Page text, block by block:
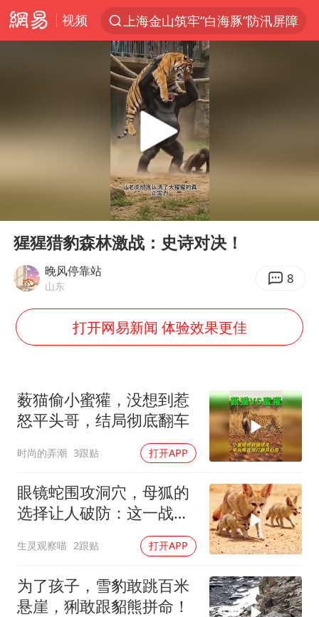
视频
上海金山筑牢“白海豚”防汛屏障
《披荆斩棘2026》阵容官宣
白海豚北上或致京津冀暴雨
上海全力守护市民“菜篮子”
美将每月供乌爱国者拦截导弹
《龙餐馆》 冲奖
国足U17与阿森纳决赛取消 并列冠军
猫咪过火把节被抹成黑猫
宝妈给四胞胎取名平安喜乐
构建更高水平的全民健身公共服务体系
总书记点赞的非遗苗绣焕发新生机
Play
猩猩猎豹森林激战：史诗对决！
晚风停靠站
山东 8
打开网易新闻 体验效果更佳
薮猫偷小蜜獾，没想到惹
怒平头哥，结局彻底翻车
时尚的弄潮 3跟贴 打开APP
眼镜蛇围攻洞穴，母狐的
选择让人破防：这一战，
生灵观察喵 2跟贴 打开APP
为了孩子，雪豹敢跳百米
悬崖，猁敢跟貂熊拼命！